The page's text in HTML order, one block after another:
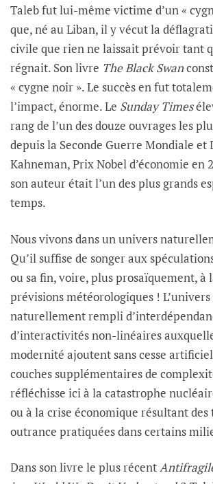
Taleb fut lui-même victime d’un «
que, né au Liban, il y vécut la
civile que rien ne laissait prévoir tant
régnait. Son livre The Black Swan
« cygne noir ». Le succès en fut
l’impact, énorme. Le Sunday Times
rang de l’un des douze ouvrages les
depuis la Seconde Guerre Mondiale et
Kahneman, Prix Nobel d’économie en
son auteur était l’un des plus grands
temps.
Nous vivons dans un univers
Qu’il suffise de songer aux
ou sa fin, voire, plus prosaïquement, à
prévisions météorologiques ! L’univers
naturellement rempli
d’interactivités non-linéaires
modernité ajoutent sans cesse
couches supplémentaires de
réfléchisse ici à la catastrophe
ou à la crise économique résultant
outrance pratiquées dans certains
Dans son livre le plus récent